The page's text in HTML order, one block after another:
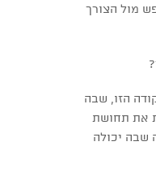
מול הצורך
הזו, שבה
את תחושת
שבה יכולה